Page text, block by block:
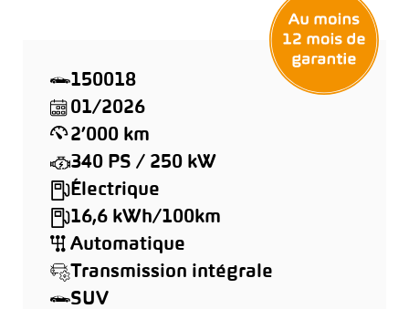
150018
01/2026
2’000 km
340 PS / 250 kW
Électrique
16,6 kWh/100km
Automatique
Transmission intégrale
SUV